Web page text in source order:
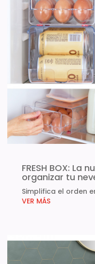
FRESH BOX: La
organizar tu
Simplifica el orden
VER MÁS